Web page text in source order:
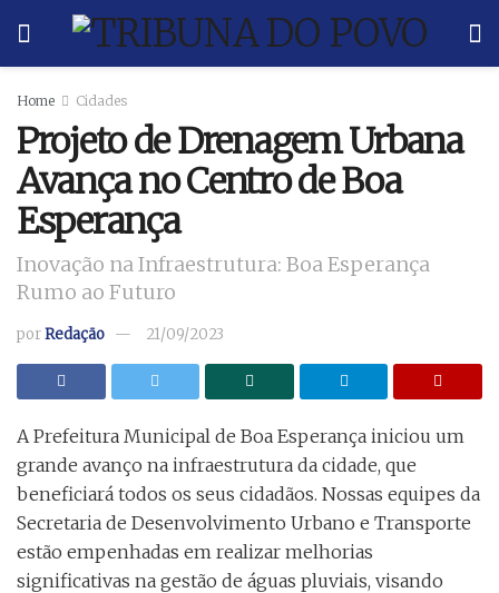
Home Cidades
Projeto de Drenagem Urbana
Avança no Centro de Boa
Esperança
Inovação na Infraestrutura: Boa Esperança
Rumo ao Futuro
porRedação 21/09/2023
A Prefeitura Municipal de Boa Esperança iniciou um
grande avanço na infraestrutura da cidade, que
beneficiará todos os seus cidadãos. Nossas equipes da
Secretaria de Desenvolvimento Urbano e Transporte
estão empenhadas em realizar melhorias
significativas na gestão de águas pluviais, visando